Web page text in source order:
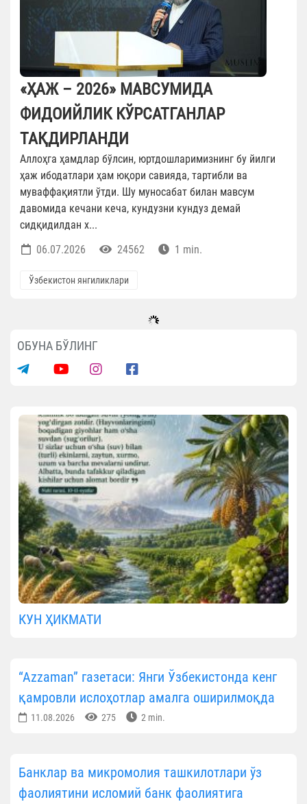
«ҲАЖ – 2026» МАВСУМИДА
ФИДОИЙЛИК КЎРСАТГАНЛАР
ТАҚДИРЛАНДИ
Аллоҳга ҳамдлар бўлсин, юртдошларимизнинг бу йилги
ҳаж ибодатлари ҳам юқори савияда, тартибли ва
муваффақиятли ўтди. Шу муносабат билан мавсум
давомида кечани кеча, кундузни кундуз демай
сидқидилдан х...
06.07.2026
24562 1 min.
Ўзбекистон янгиликлари
ОБУНА БЎЛИНГ
КУН ҲИКМАТИ
“Azzaman” газетаси: Янги Ўзбекистонда кенг
қамровли ислоҳотлар амалга оширилмоқда
11.08.2026 275 2 min.
Банклар ва микромолия ташкилотлари ўз
фаолиятини исломий банк фаолиятига